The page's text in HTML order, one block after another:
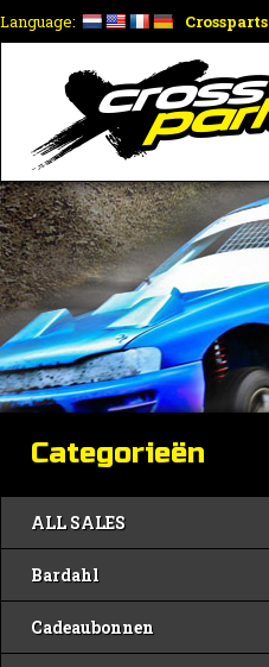
Language: Crossparts
Categorieën
ALL SALES
Bardahl
Cadeaubonnen